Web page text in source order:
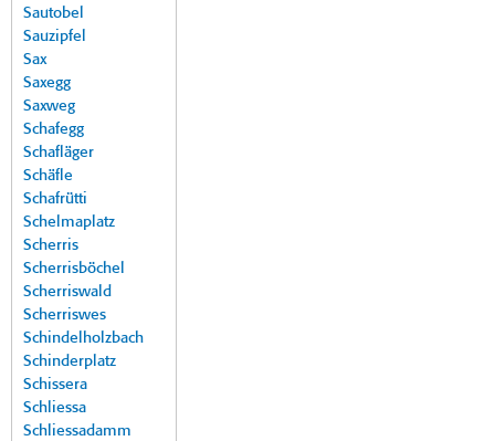
Sautobel
Sauzipfel
Sax
Saxegg
Saxweg
Schafegg
Schafläger
Schäfle
Schafrütti
Schelmaplatz
Scherris
Scherrisböchel
Scherriswald
Scherriswes
Schindelholzbach
Schinderplatz
Schissera
Schliessa
Schliessadamm